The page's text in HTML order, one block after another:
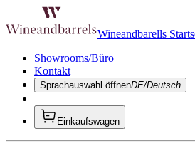
Wineandbarells
Showrooms/Büro
Kontakt
Sprachauswahl öffnenDE/Deutsch
Einkaufswagen